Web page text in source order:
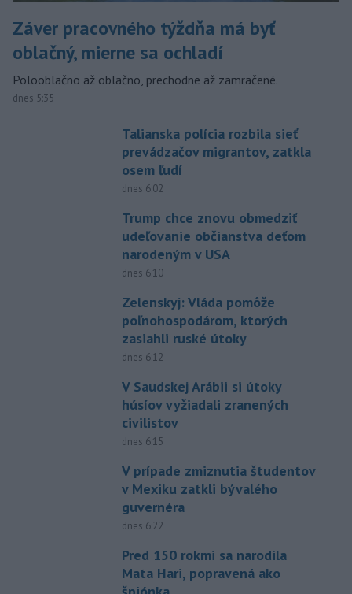
Záver pracovného týždňa má byť
oblačný, mierne sa ochladí
Polooblačno až oblačno, prechodne až zamračené.
dnes 5:35
Talianska polícia rozbila sieť
prevádzačov migrantov, zatkla
osem ľudí
dnes 6:02
Trump chce znovu obmedziť
udeľovanie občianstva deťom
narodeným v USA
dnes 6:10
Zelenskyj: Vláda pomôže
poľnohospodárom, ktorých
zasiahli ruské útoky
dnes 6:12
V Saudskej Arábii si útoky
húsíov vyžiadali zranených
civilistov
dnes 6:15
V prípade zmiznutia študentov
v Mexiku zatkli bývalého
guvernéra
dnes 6:22
Pred 150 rokmi sa narodila
Mata Hari, popravená ako